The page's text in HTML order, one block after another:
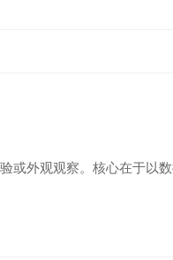
或外观观察。核心在于‌以